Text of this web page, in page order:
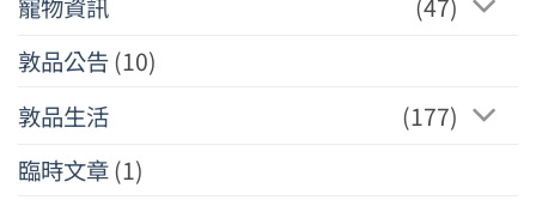
寵物資訊
(47)
敦品公告(10)
敦品生活
(177)
臨時文章(1)